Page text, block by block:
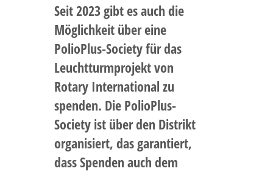
Seit 2023 gibt es auch die
Möglichkeit über eine
PolioPlus-Society für das
Leuchtturmprojekt von
Rotary International zu
spenden. Die PolioPlus-
Society ist über den Distrikt
organisiert, das garantiert,
dass Spenden auch dem